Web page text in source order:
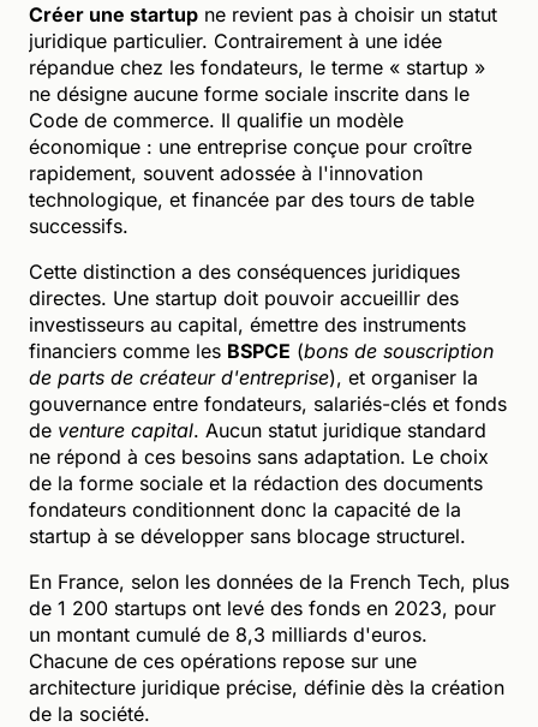
Créer une startup ne revient pas à choisir un statut
juridique particulier. Contrairement à une idée
répandue chez les fondateurs, le terme « startup »
ne désigne aucune forme sociale inscrite dans le
Code de commerce. Il qualifie un modèle
économique : une entreprise conçue pour croître
rapidement, souvent adossée à l'innovation
technologique, et financée par des tours de table
successifs.
Cette distinction a des conséquences juridiques
directes. Une startup doit pouvoir accueillir des
investisseurs au capital, émettre des instruments
financiers comme les BSPCE (bons de souscription
de parts de créateur d'entreprise), et organiser la
gouvernance entre fondateurs, salariés-clés et fonds
de venture capital. Aucun statut juridique standard
ne répond à ces besoins sans adaptation. Le choix
de la forme sociale et la rédaction des documents
fondateurs conditionnent donc la capacité de la
startup à se développer sans blocage structurel.
En France, selon les données de la French Tech, plus
de 1 200 startups ont levé des fonds en 2023, pour
un montant cumulé de 8,3 milliards d'euros.
Chacune de ces opérations repose sur une
architecture juridique précise, définie dès la création
de la société.